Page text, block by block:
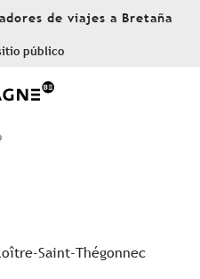
de viajes a Bretaña
público
Saint-Thégonnec